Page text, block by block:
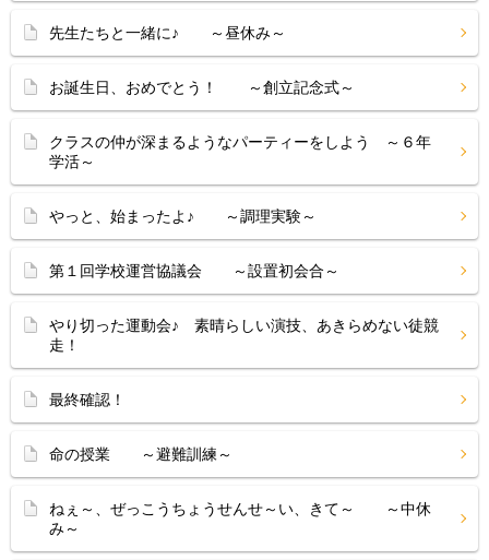
先生たちと一緒に♪ ～昼休み～
お誕生日、おめでとう！ ～創立記念式～
クラスの仲が深まるようなパーティーをしよう ～６年
学活～
やっと、始まったよ♪ ～調理実験～
第１回学校運営協議会 ～設置初会合～
やり切った運動会♪ 素晴らしい演技、あきらめない徒競
走！
最終確認！
命の授業 ～避難訓練～
ねぇ～、ぜっこうちょうせんせ～い、きて～ ～中休
み～